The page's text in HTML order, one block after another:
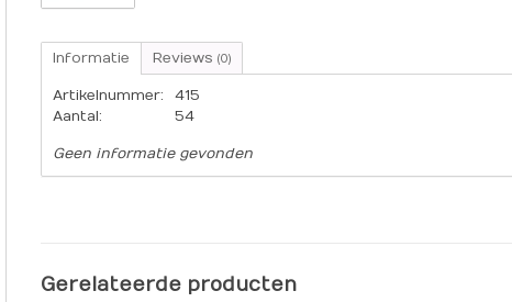
Informatie Reviews (0)
Artikelnummer:
415
Aantal:
54
Geen informatie gevonden
Gerelateerde producten